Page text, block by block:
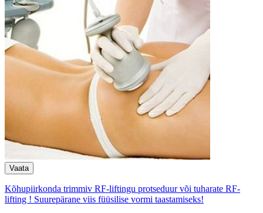
Kõhupiirkonda trimmiv RF-liftingu protseduur või tuharate RF-
lifting ! Suurepärane viis füüsilise vormi taastamiseks!